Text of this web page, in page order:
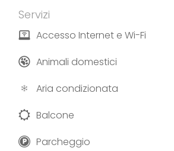
Servizi
Accesso Internet e Wi-Fi
Animali domestici
Aria condizionata
Balcone
Parcheggio